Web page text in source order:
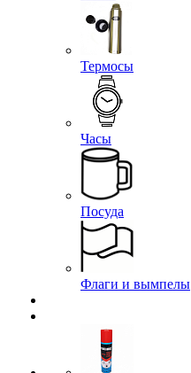
Термосы
Часы
Посуда
Флаги и вымпелы